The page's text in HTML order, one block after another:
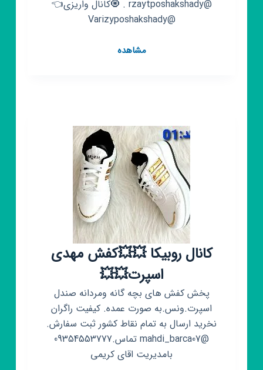
@rzaytposhakshady . 🧿کانال واریزی👈
@Varizyposhakshady
مشاهدهکانال
💞
ارسال
رایگان
کانال روبیکا 💥💥کفش مهدی
اسپرت💥💥
پخش کفش های بچه گانه ومردانه صندل
اسپرت.ونس.به صورت عمده. کیفیت راگران
نخرید ارسال به تمام نقاط کشور ثبت سفارش.
@mahdi_barca07 تماس.09354553777
بامدیریت اقای کریمی